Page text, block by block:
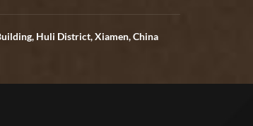
Huli District, Xiamen, China